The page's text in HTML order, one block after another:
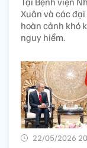
Xuân và các
hoàn cảnh khó
nguy hiểm.
22/05/2026